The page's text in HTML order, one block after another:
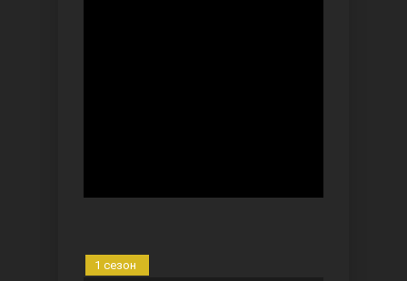
Красивее, чем ты
1 сезон